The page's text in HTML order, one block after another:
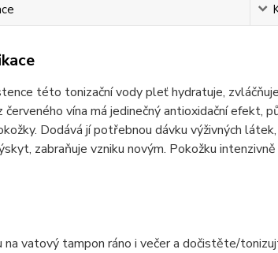
této tonizační vody pleť hydratuje,
vína má jedinečný antioxidační efekt,
Dodává jí potřebnou dávku výživných
zabraňuje vzniku novým. Pokožku
na vatový tampon ráno i večer a dočistěte/